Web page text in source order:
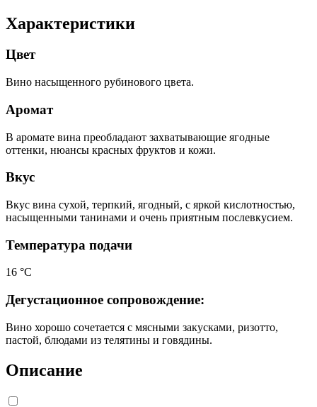
Характеристики
Цвет
Вино насыщенного рубинового цвета.
Аромат
В аромате вина преобладают захватывающие ягодные
оттенки, нюансы красных фруктов и кожи.
Вкус
Вкус вина сухой, терпкий, ягодный, с яркой кислотностью,
насыщенными танинами и очень приятным послевкусием.
Температура подачи
16 °С
Дегустационное сопровождение:
Вино хорошо сочетается с мясными закусками, ризотто,
пастой, блюдами из телятины и говядины.
Описание